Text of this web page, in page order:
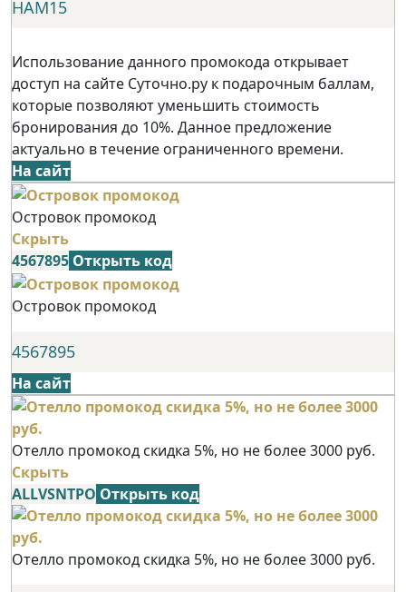
НАМ15
Использование данного промокода открывает
доступ на сайте Суточно.ру к подарочным баллам,
которые позволяют уменьшить стоимость
бронирования до 10%. Данное предложение
актуально в течение ограниченного времени.
На сайт
Островок промокод
Скрыть
4567895 Открыть код
Островок промокод
4567895
На сайт
Отелло промокод скидка 5%, но не более 3000 руб.
Скрыть
ALLVSNTPO Открыть код
Отелло промокод скидка 5%, но не более 3000 руб.